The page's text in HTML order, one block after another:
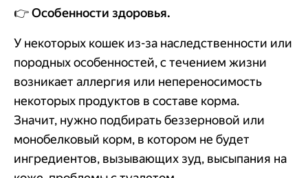
👉Особенности здоровья.
У некоторых кошек из-за наследственности или
породных особенностей, с течением жизни
возникает аллергия или непереносимость
некоторых продуктов в составе корма.
Значит, нужно подбирать беззерновой или
монобелковый корм, в котором не будет
ингредиентов, вызывающих зуд, высыпания на